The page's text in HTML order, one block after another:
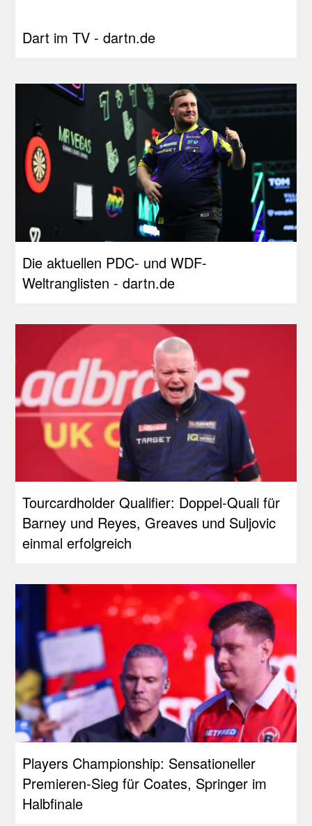
Dart im TV - dartn.de
Die aktuellen PDC- und WDF-
Weltranglisten - dartn.de
Tourcardholder Qualifier: Doppel-Quali für
Barney und Reyes, Greaves und Suljovic
einmal erfolgreich
Players Championship: Sensationeller
Premieren-Sieg für Coates, Springer im
Halbfinale